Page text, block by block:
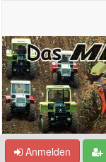
Anmelden